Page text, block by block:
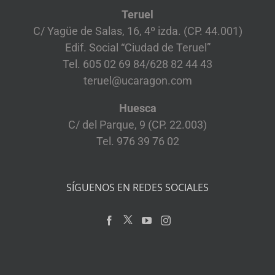
Teruel
C/ Yagüe de Salas, 16, 4º izda. (CP. 44.001)
Edif. Social “Ciudad de Teruel”
Tel. 605 02 69 84/628 82 44 43
teruel@ucaragon.com
Huesca
C/ del Parque, 9 (CP. 22.003)
Tel. 976 39 76 02
SÍGUENOS EN REDES SOCIALES